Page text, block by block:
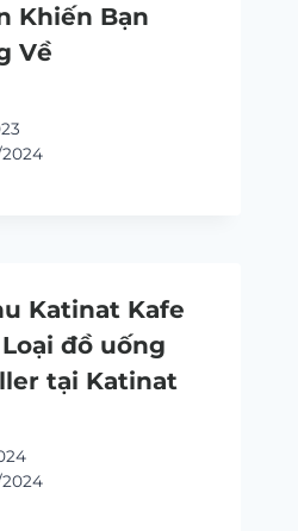
Khiến Bạn
Về
Katinat Kafe
đồ uống
tại Katinat